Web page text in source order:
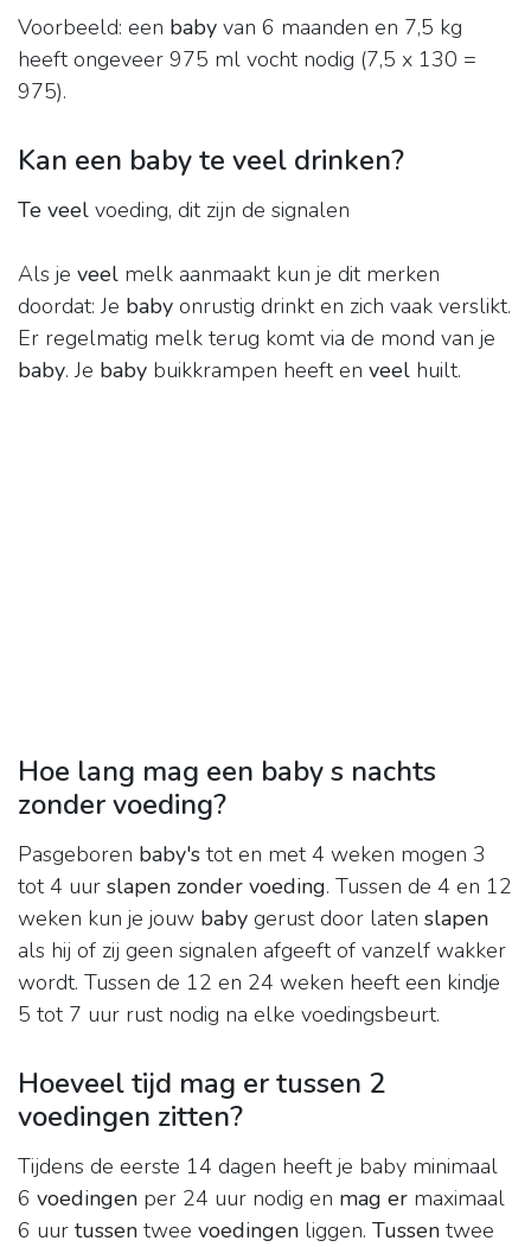
Voorbeeld: een baby van 6 maanden en 7,5 kg
heeft ongeveer 975 ml vocht nodig (7,5 x 130 =
975).
Kan een baby te veel drinken?
Te veel voeding, dit zijn de signalen
Als je veel melk aanmaakt kun je dit merken
doordat: Je baby onrustig drinkt en zich vaak verslikt.
Er regelmatig melk terug komt via de mond van je
baby. Je baby buikkrampen heeft en veel huilt.
Hoe lang mag een baby s nachts
zonder voeding?
Pasgeboren baby's tot en met 4 weken mogen 3
tot 4 uur slapen zonder voeding. Tussen de 4 en 12
weken kun je jouw baby gerust door laten slapen
als hij of zij geen signalen afgeeft of vanzelf wakker
wordt. Tussen de 12 en 24 weken heeft een kindje
5 tot 7 uur rust nodig na elke voedingsbeurt.
Hoeveel tijd mag er tussen 2
voedingen zitten?
Tijdens de eerste 14 dagen heeft je baby minimaal
6 voedingen per 24 uur nodig en mag er maximaal
6 uur tussen twee voedingen liggen. Tussen twee